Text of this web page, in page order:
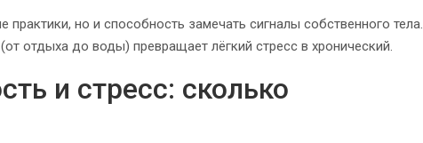
но и способность замечать сигналы собственного тела.
отдыха до воды) превращает лёгкий стресс в хронический.
и стресс: сколько